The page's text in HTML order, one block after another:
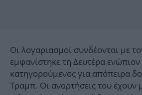
Οι λογαριασμοί συνδέονται με
εμφανίστηκε τη Δευτέρα
κατηγορούμενος για απόπειρα
Τραμπ. Οι αναρτήσεις του έχουν